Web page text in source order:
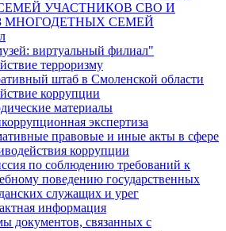
УЧАСТНИКОВ СВО И
МНОГОДЕТНЫХ СЕМЕЙ
виртуальный филиал"
терроризму
штаб в Смоленской области
коррупции
материалы
экспертиза
правовые и иные акты в сфере
коррупции
по соблюдению требований к
поведению государственных
служащих и урег
информация
документов, связанных с